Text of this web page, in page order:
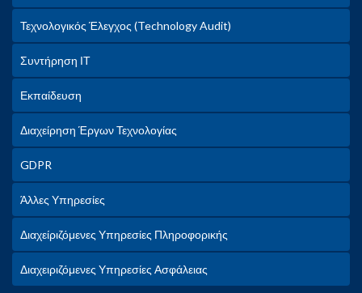
Τεχνολογικός Έλεγχος (Technology Audit)
Συντήρηση ΙΤ
Εκπαίδευση
Διαχείρηση Έργων Τεχνολογίας
GDPR
Άλλες Υπηρεσίες
Διαχείριζόμενες Υπηρεσίες Πληροφορικής
Διαχειριζόμενες Υπηρεσίες Ασφάλειας